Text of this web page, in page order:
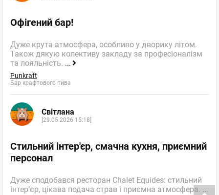
Офігений бар!
Дуже крута атмосфера, особливо у дворику літом.
Також дякую колективу закладу за професіоналізм
та лояльність. ...
Punkraft
Бар крафтового пива
Світлана
[29.05.2026 15:18]
Стильний інтер'єр, смачна кухня, приємний
персонал
Дуже сподобався ресторан Chalet Equides: стильний
інтер’єр, цікава подача страв і приємна атмосфера. ...